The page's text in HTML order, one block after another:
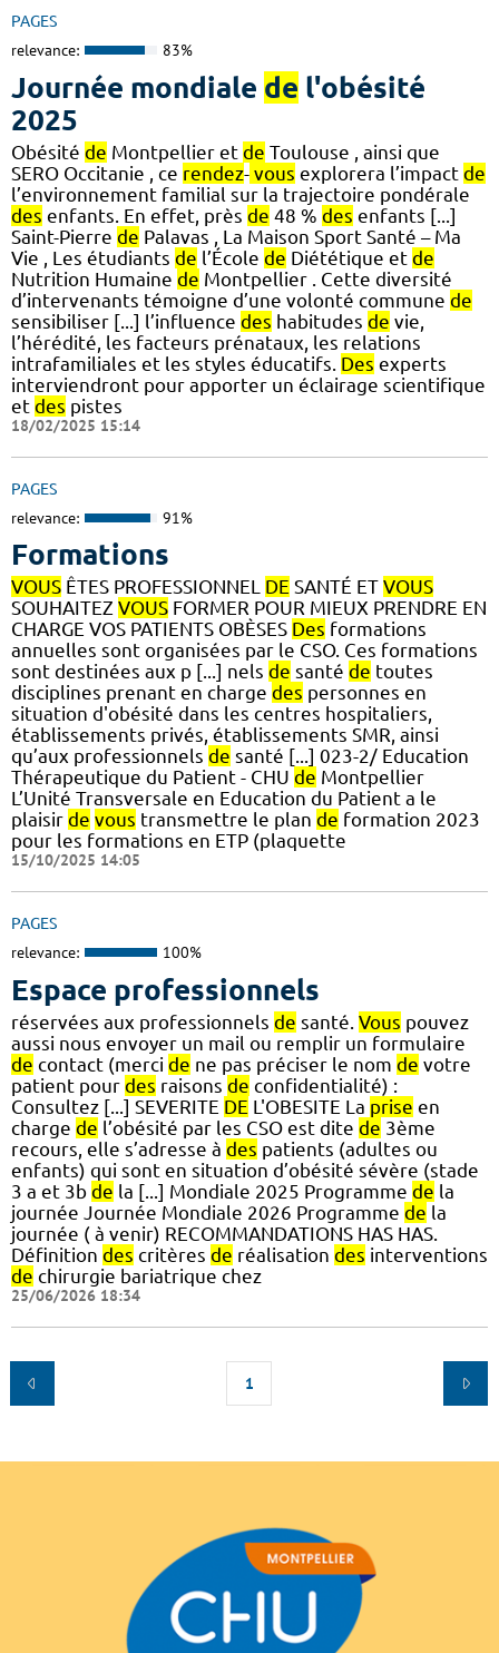
PAGES
relevance: 83%
Journée mondiale de l'obésité
2025
Obésité de Montpellier et de Toulouse , ainsi que
SERO Occitanie , ce rendez- vous explorera l’impact de
l’environnement familial sur la trajectoire pondérale
des enfants. En effet, près de 48 % des enfants [...]
Saint-Pierre de Palavas , La Maison Sport Santé – Ma
Vie , Les étudiants de l’École de Diététique et de
Nutrition Humaine de Montpellier . Cette diversité
d’intervenants témoigne d’une volonté commune de
sensibiliser [...] l’influence des habitudes de vie,
l’hérédité, les facteurs prénataux, les relations
intrafamiliales et les styles éducatifs. Des experts
interviendront pour apporter un éclairage scientifique
et des pistes
18/02/2025 15:14
PAGES
relevance: 91%
Formations
VOUS ÊTES PROFESSIONNEL DE SANTÉ ET VOUS
SOUHAITEZ VOUS FORMER POUR MIEUX PRENDRE EN
CHARGE VOS PATIENTS OBÈSES Des formations
annuelles sont organisées par le CSO. Ces formations
sont destinées aux p [...] nels de santé de toutes
disciplines prenant en charge des personnes en
situation d'obésité dans les centres hospitaliers,
établissements privés, établissements SMR, ainsi
qu’aux professionnels de santé [...] 023-2/ Education
Thérapeutique du Patient - CHU de Montpellier
L’Unité Transversale en Education du Patient a le
plaisir de vous transmettre le plan de formation 2023
pour les formations en ETP (plaquette
15/10/2025 14:05
PAGES
relevance: 100%
Espace professionnels
réservées aux professionnels de santé. Vous pouvez
aussi nous envoyer un mail ou remplir un formulaire
de contact (merci de ne pas préciser le nom de votre
patient pour des raisons de confidentialité) :
Consultez [...] SEVERITE DE L'OBESITE La prise en
charge de l’obésité par les CSO est dite de 3ème
recours, elle s’adresse à des patients (adultes ou
enfants) qui sont en situation d’obésité sévère (stade
3 a et 3b de la [...] Mondiale 2025 Programme de la
journée Journée Mondiale 2026 Programme de la
journée ( à venir) RECOMMANDATIONS HAS HAS.
Définition des critères de réalisation des interventions
de chirurgie bariatrique chez
25/06/2026 18:34
1